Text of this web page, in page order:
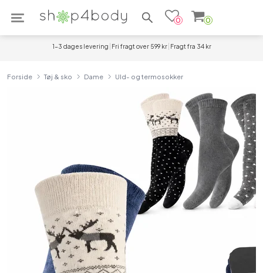
Søg efter produkter
0 0
1-3 dages levering Fri fragt over 599 kr Fragt fra 34 kr
Forside Tøj & sko Dame Uld- og termosokker